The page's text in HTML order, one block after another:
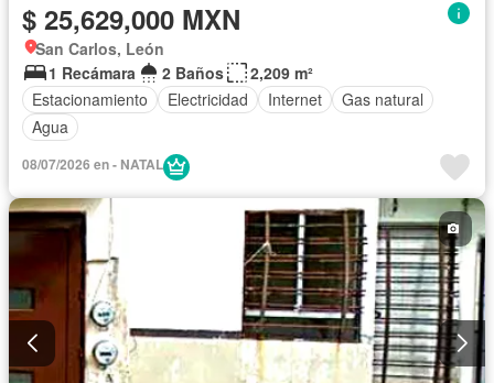
$ 25,629,000 MXN
San Carlos, León
1 Recámara
2 Baños
2,209 m²
Estacionamiento
Electricidad Internet
Gas natural
Agua
08/07/2026 en - NATAL